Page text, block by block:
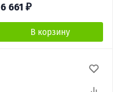
6 661 ₽
В корзину